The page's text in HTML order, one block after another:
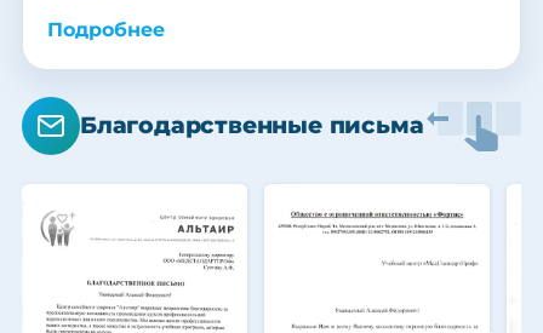
Подробнее
Благодарственные письма